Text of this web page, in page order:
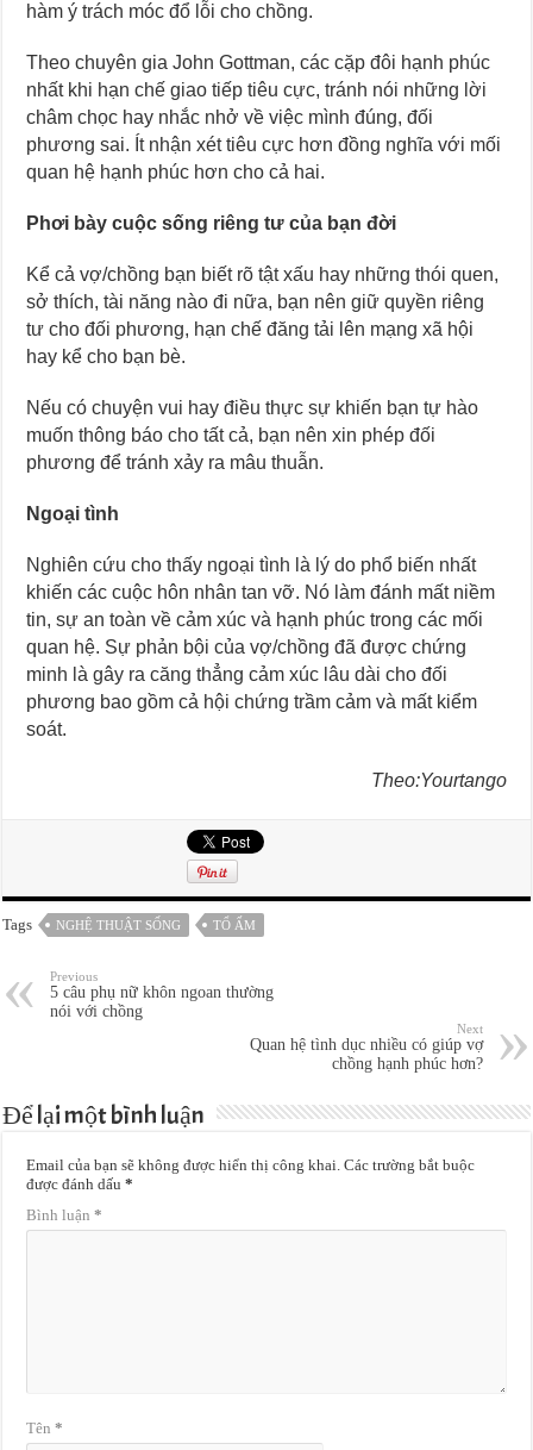
hàm ý trách móc đổ lỗi cho chồng.
Theo chuyên gia John Gottman, các cặp đôi hạnh phúc
nhất khi hạn chế giao tiếp tiêu cực, tránh nói những lời
châm chọc hay nhắc nhở về việc mình đúng, đối
phương sai. Ít nhận xét tiêu cực hơn đồng nghĩa với mối
quan hệ hạnh phúc hơn cho cả hai.
Phơi bày cuộc sống riêng tư của bạn đời
Kể cả vợ/chồng bạn biết rõ tật xấu hay những thói quen,
sở thích, tài năng nào đi nữa, bạn nên giữ quyền riêng
tư cho đối phương, hạn chế đăng tải lên mạng xã hội
hay kể cho bạn bè.
Nếu có chuyện vui hay điều thực sự khiến bạn tự hào
muốn thông báo cho tất cả, bạn nên xin phép đối
phương để tránh xảy ra mâu thuẫn.
Ngoại tình
Nghiên cứu cho thấy ngoại tình là lý do phổ biến nhất
khiến các cuộc hôn nhân tan vỡ. Nó làm đánh mất niềm
tin, sự an toàn về cảm xúc và hạnh phúc trong các mối
quan hệ. Sự phản bội của vợ/chồng đã được chứng
minh là gây ra căng thẳng cảm xúc lâu dài cho đối
phương bao gồm cả hội chứng trầm cảm và mất kiểm
soát.
Theo:Yourtango
Tags NGHỆ THUẬT SỐNG TỔ ẤM
Previous
5 câu phụ nữ khôn ngoan thường
nói với chồng
Next
Quan hệ tình dục nhiều có giúp vợ
chồng hạnh phúc hơn?
Để lại một bình luận
Email của bạn sẽ không được hiển thị công khai. Các trường bắt buộc
được đánh dấu*
Bình luận*
Tên*